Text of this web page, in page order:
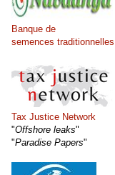
Banque de
semences traditionnelles
Tax Justice Network
"Offshore leaks"
"Paradise Papers"